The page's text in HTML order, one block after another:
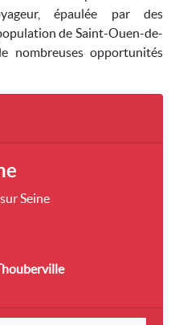
épaulée par des
de Saint-Ouen-de-
nombreuses opportunités
Seine